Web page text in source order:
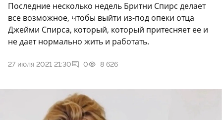
Последние несколько недель Бритни Спирс делает
все возможное, чтобы выйти из-под опеки отца
Джейми Спирса, который, который притесняет ее и
не дает нормально жить и работать.
27 июля 2021 21:30 0 8 626